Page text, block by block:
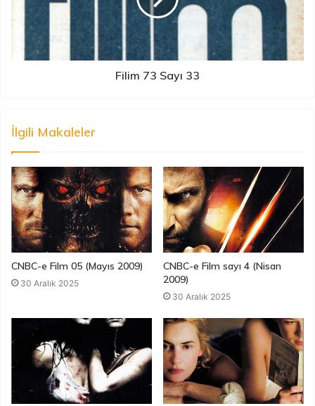
Filim 73 Sayı 33
İlgili Makaleler
CNBC-e Film 05 (Mayıs 2009)
30 Aralık 2025
CNBC-e Film sayı 4 (Nisan
2009)
30 Aralık 2025